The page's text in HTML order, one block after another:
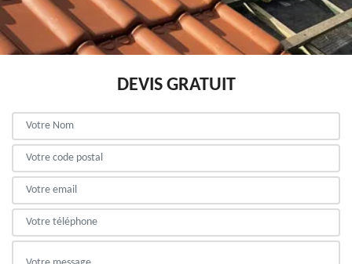
DEVIS GRATUIT